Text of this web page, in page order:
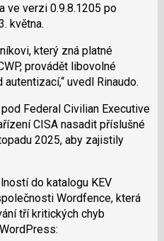
ve verzi 0.9.8.1205 po
května.
který zná platné
provádět libovolné
uvedl Rinaudo.
Federal Civilian Executive
CISA nasadit příslušné
2025, aby zajistily
do katalogu KEV
Wordfence, která
tří kritických chyb